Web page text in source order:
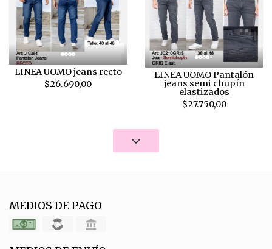
LINEA UOMO jeans recto
$26.690,00
LINEA UOMO Pantalón
jeans semi chupín
elastizados
$27.750,00
MEDIOS DE PAGO